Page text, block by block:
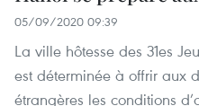
05/09/2020 09:39
La ville hôtesse des 31es
est déterminée à offrir aux
étrangères les conditions